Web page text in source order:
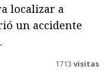
localizar a
un accidente
1713 visitas